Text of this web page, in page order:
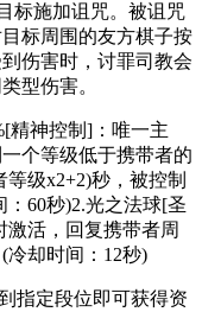
标施加诅咒。被诅咒
标周围的友方棋子按
伤害时，讨罪司教会
型伤害。
精神控制]：唯一主
个等级低于携带者的
级x2+2)秒，被控制
60秒)2.光之法球[圣
活，回复携带者周
冷却时间：12秒)
指定段位即可获得资